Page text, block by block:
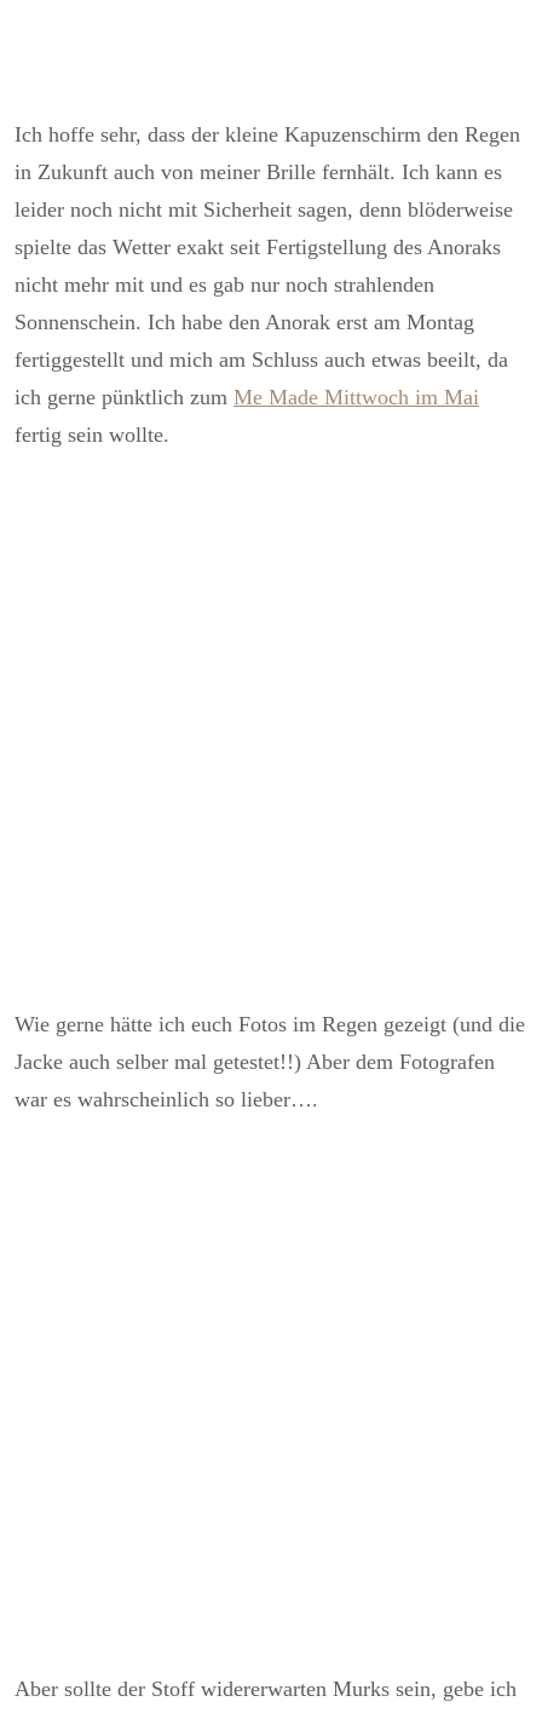
Ich hoffe sehr, dass der kleine Kapuzenschirm den Regen
in Zukunft auch von meiner Brille fernhält. Ich kann es
leider noch nicht mit Sicherheit sagen, denn blöderweise
spielte das Wetter exakt seit Fertigstellung des Anoraks
nicht mehr mit und es gab nur noch strahlenden
Sonnenschein. Ich habe den Anorak erst am Montag
fertiggestellt und mich am Schluss auch etwas beeilt, da
ich gerne pünktlich zum Me Made Mittwoch im Mai
fertig sein wollte.
Wie gerne hätte ich euch Fotos im Regen gezeigt (und die
Jacke auch selber mal getestet!!) Aber dem Fotografen
war es wahrscheinlich so lieber….
Aber sollte der Stoff widererwarten Murks sein, gebe ich